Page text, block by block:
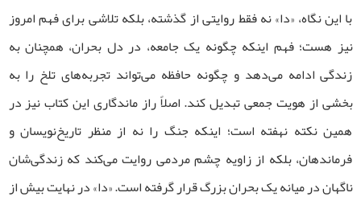
با این نگاه، «دا» نه فقط روایتی از گذشته، بلکه تلاشی برای فهم امروز
نیز هست؛ فهم اینکه چگونه یک جامعه، در دل بحران، همچنان به
زندگی ادامه می‌دهد و چگونه حافظه می‌تواند تجربه‌های تلخ را به
بخشی از هویت جمعی تبدیل کند. اصلاً راز ماندگاری این کتاب نیز در
همین نکته نهفته است؛ اینکه جنگ را نه از منظر تاریخ‌نویسان و
فرماندهان، بلکه از زاویه چشم مردمی روایت می‌کند که زندگی‌شان
ناگهان در میانه یک بحران بزرگ قرار گرفته است. «دا» در نهایت بیش از